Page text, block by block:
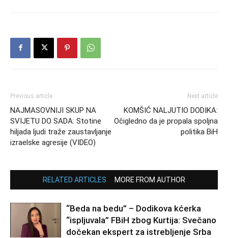
Previous article
NAJMASOVNIJI SKUP NA
SVIJETU DO SADA: Stotine
hiljada ljudi traže zaustavljanje
izraelske agresije (VIDEO)
Next article
KOMŠIĆ NALJUTIO DODIKA:
Očigledno da je propala spoljna
politika BiH
RELATED ARTICLES MORE FROM AUTHOR
“Beda na bedu” – Dodikova kćerka
“ispljuvala” FBiH zbog Kurtija: Svečano
dočekan ekspert za istrebljenje Srba